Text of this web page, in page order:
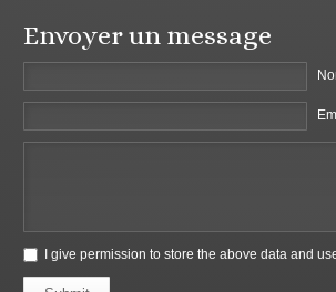
Envoyer un message
I give permission to store the above data and